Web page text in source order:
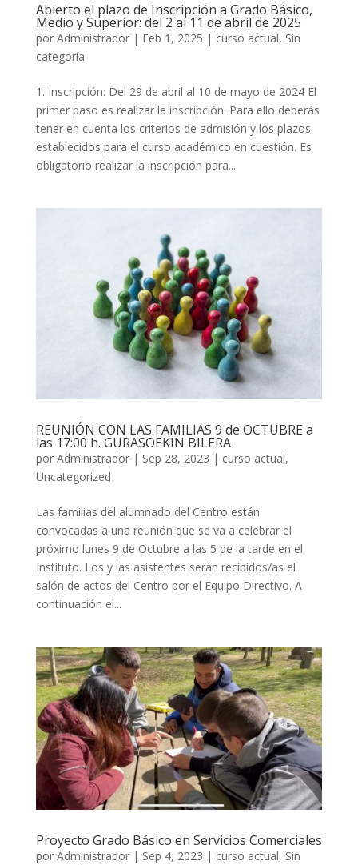
Abierto el plazo de Inscripción a Grado Básico,
Medio y Superior: del 2 al 11 de abril de 2025
por Administrador| Feb 1, 2025 | curso actual, Sin
categoría
1. Inscripción: Del 29 de abril al 10 de mayo de 2024 El
primer paso es realizar la inscripción. Para ello deberás
tener en cuenta los criterios de admisión y los plazos
establecidos para el curso académico en cuestión. Es
obligatorio realizar la inscripción para...
REUNIÓN CON LAS FAMILIAS 9 de OCTUBRE a
las 17:00 h. GURASOEKIN BILERA
por Administrador| Sep 28, 2023 | curso actual,
Uncategorized
Las familias del alumnado del Centro están
convocadas a una reunión que se va a celebrar el
próximo lunes 9 de Octubre a las 5 de la tarde en el
Instituto. Los y las asistentes serán recibidos/as el
salón de actos del Centro por el Equipo Directivo. A
continuación el...
Proyecto Grado Básico en Servicios Comerciales
por Administrador| Sep 4, 2023 | curso actual, Sin